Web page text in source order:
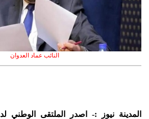
النائب عماد العدوان
المدينة نيوز :- اصدر الملتقى الوطني